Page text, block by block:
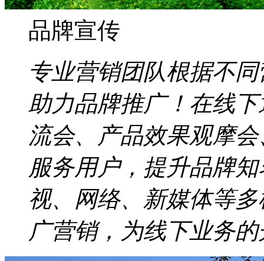
品牌宣传
专业营销团队根据不
助力品牌推广！在线
流会、产品效果观摩
服务用户，提升品牌
视、网络、新媒体等
广营销，为线下业务